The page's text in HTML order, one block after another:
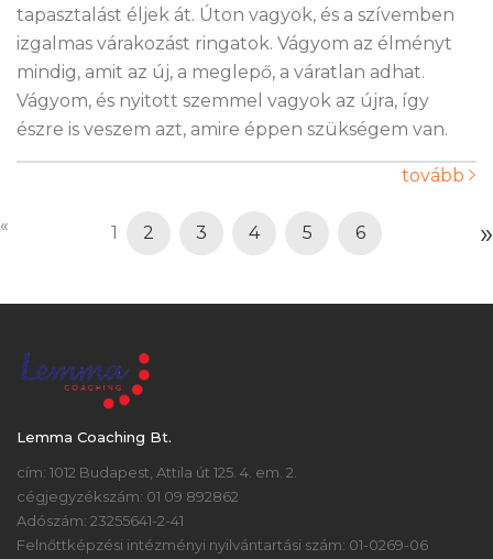
tapasztalást éljek át. Úton vagyok, és a szívemben
izgalmas várakozást ringatok. Vágyom az élményt
mindig, amit az új, a meglepő, a váratlan adhat.
Vágyom, és nyitott szemmel vagyok az újra, így
észre is veszem azt, amire éppen szükségem van.
tovább
« 1 2 3 4 5 6 »
Lemma Coaching Bt.
cím: 1012 Budapest, Attila út 125. 4. em. 2.
cégjegyzékszám: 01 09 892862
Adószám: 23255641-2-41
Felnőttképzési intézményi nyilvántartási szám: 01-0269-06